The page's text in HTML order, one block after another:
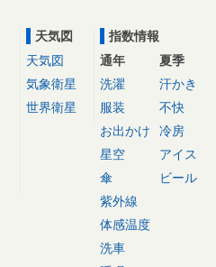
天気図
天気図
気象衛星
世界衛星
指数情報
通年
洗濯
服装
お出かけ
星空
傘
紫外線
体感温度
洗車
夏季
汗かき
不快
冷房
アイス
ビール